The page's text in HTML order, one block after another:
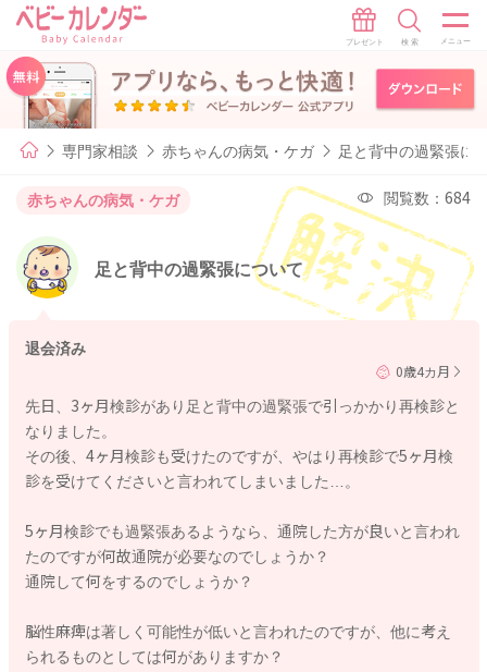
専門家相談 赤ちゃんの病気・ケガ 足と背中の過緊張に
赤ちゃんの病気・ケガ 閲覧数：684
足と背中の過緊張について
退会済み
0歳4カ月
先日、3ヶ月検診があり足と背中の過緊張で引っかかり再検診と
なりました。
その後、4ヶ月検診も受けたのですが、やはり再検診で5ヶ月検
診を受けてくださいと言われてしまいました…。
5ヶ月検診でも過緊張あるようなら、通院した方が良いと言われ
たのですが何故通院が必要なのでしょうか？
通院して何をするのでしょうか？
脳性麻痺は著しく可能性が低いと言われたのですが、他に考え
られるものとしては何がありますか？